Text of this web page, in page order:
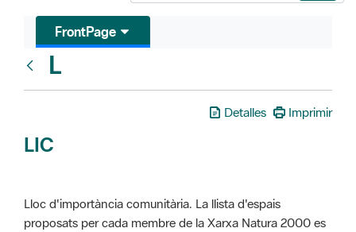
FrontPage
L
Detalles Imprimir
LIC
Lloc d'importància comunitària. La llista d'espais
proposats per cada membre de la Xarxa Natura 2000 es